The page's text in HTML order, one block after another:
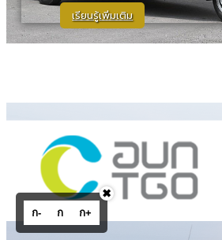
เรียนรู้เพิ่มเติม
ก- ก ก+
✖